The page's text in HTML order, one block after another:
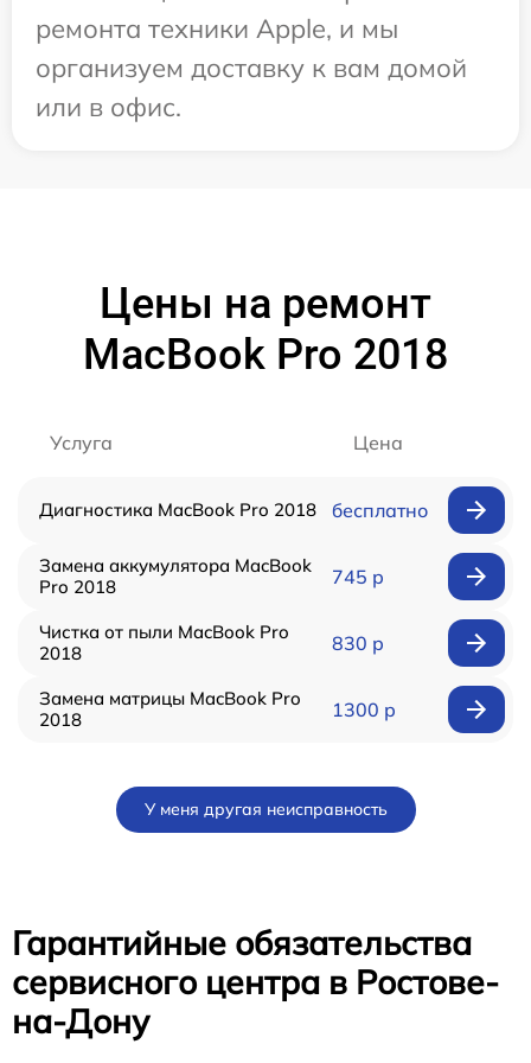
ремонта техники Apple, и мы
организуем доставку к вам домой
или в офис.
Цены на ремонт
MacBook Pro 2018
Услуга Цена
Диагностика MacBook Pro 2018 бесплатно
Замена аккумулятора MacBook
Pro 2018
745 р
Чистка от пыли MacBook Pro
2018
830 р
Замена матрицы MacBook Pro
2018
1300 р
У меня другая неисправность
Гарантийные обязательства
сервисного центра в Ростове-
на-Дону